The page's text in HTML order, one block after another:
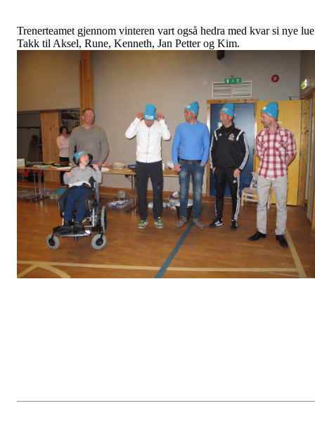
Trenerteamet gjennom vinteren vart også hedra med kvar si nye
Takk til Aksel, Rune, Kenneth, Jan Petter og Kim.